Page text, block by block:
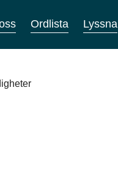
Ordlista Lyssna